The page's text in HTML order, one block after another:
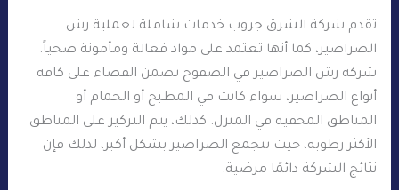
تقدم شركة الشرق جروب خدمات شاملة لعملية رش
الصراصير، كما أنها تعتمد على مواد فعالة ومأمونة صحياً.
شركة رش الصراصير في الصفوح تضمن القضاء على كافة
أنواع الصراصير، سواء كانت في المطبخ أو الحمام أو
المناطق المخفية في المنزل. كذلك، يتم التركيز على المناطق
الأكثر رطوبة، حيث تتجمع الصراصير بشكل أكبر، لذلك فإن
نتائج الشركة دائمًا مرضية.